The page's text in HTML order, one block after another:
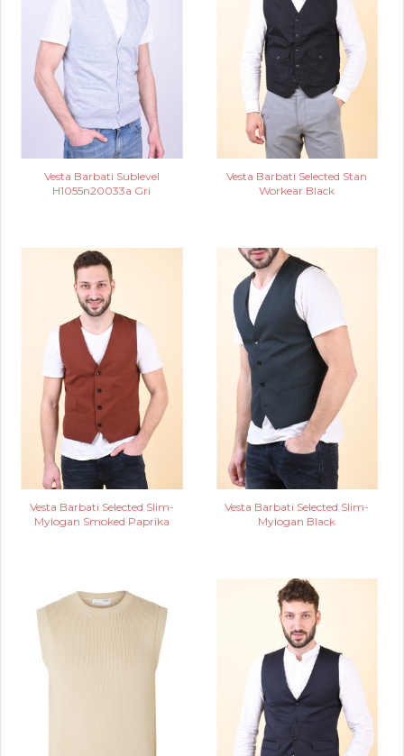
Vesta Barbati Sublevel
H1055n20033a Gri
Vesta Barbati Selected Stan
Workear Black
Vesta Barbati Selected Slim-
Mylogan Smoked Paprika
Vesta Barbati Selected Slim-
Mylogan Black